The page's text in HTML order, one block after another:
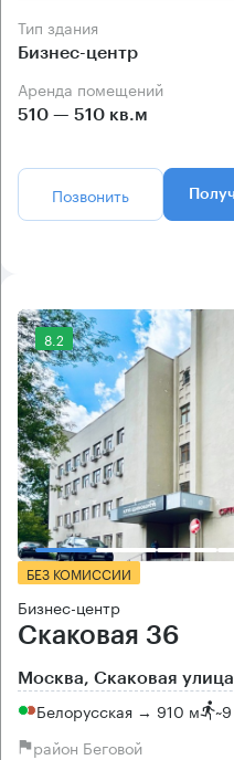
Тип здания
Бизнес-центр
Аренда помещений
510 — 510 кв.м
Позвонить
8.2
БЕЗ КОМИССИИ
Бизнес-центр
Скаковая 36
Москва, Скаковая
Белорусская → 910 м ~
район Беговой